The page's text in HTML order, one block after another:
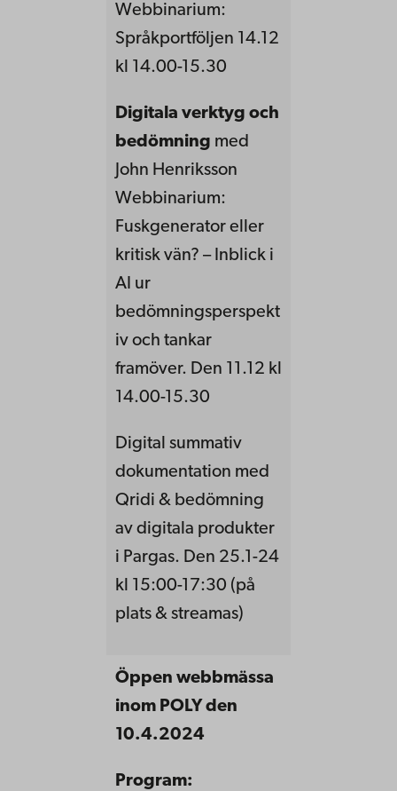
Webbinarium:
Språkportföljen 14.12
kl 14.00-15.30
Digitala verktyg och
bedömning med
John Henriksson
Webbinarium:
Fuskgenerator eller
kritisk vän? – Inblick i
AI ur
bedömningsperspekt
iv och tankar
framöver. Den 11.12 kl
14.00-15.30
Digital summativ
dokumentation med
Qridi & bedömning
av digitala produkter
i Pargas. Den 25.1-24
kl 15:00-17:30 (på
plats & streamas)
Öppen webbmässa
inom POLY den
10.4.2024
Program: